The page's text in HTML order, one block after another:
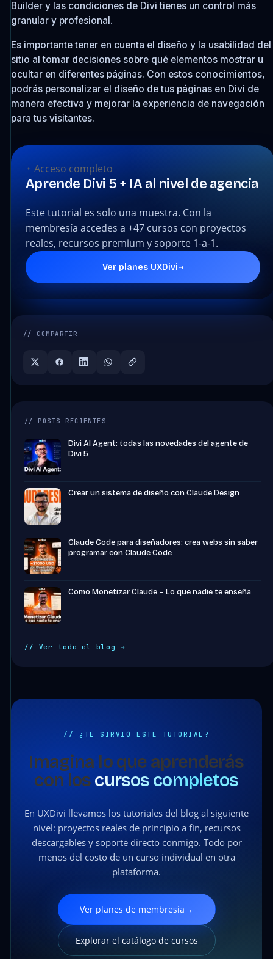
Builder y las condiciones de Divi tienes un control más
granular y profesional.
Es importante tener en cuenta el diseño y la usabilidad del
sitio al tomar decisiones sobre qué elementos mostrar u
ocultar en diferentes páginas. Con estos conocimientos,
podrás personalizar el diseño de tus páginas en Divi de
manera efectiva y mejorar la experiencia de navegación
para tus visitantes.
Acceso completo
Aprende Divi 5 + IA al nivel de agencia
Este tutorial es solo una muestra. Con la
membresía accedes a +47 cursos con proyectos
reales, recursos premium y soporte 1-a-1.
Ver planes UXDivi→
// COMPARTIR
// POSTS RECIENTES
Divi AI Agent: todas las novedades del agente de
Divi 5
Crear un sistema de diseño con Claude Design
Claude Code para diseñadores: crea webs sin saber
programar con Claude Code
Como Monetizar Claude – Lo que nadie te enseña
// Ver todo el blog →
// ¿TE SIRVIÓ ESTE TUTORIAL?
Imagina lo que aprenderás
con los cursos completos
En UXDivi llevamos los tutoriales del blog al siguiente
nivel: proyectos reales de principio a fin, recursos
descargables y soporte directo conmigo. Todo por
menos del costo de un curso individual en otra
plataforma.
Ver planes de membresía→
Explorar el catálogo de cursos